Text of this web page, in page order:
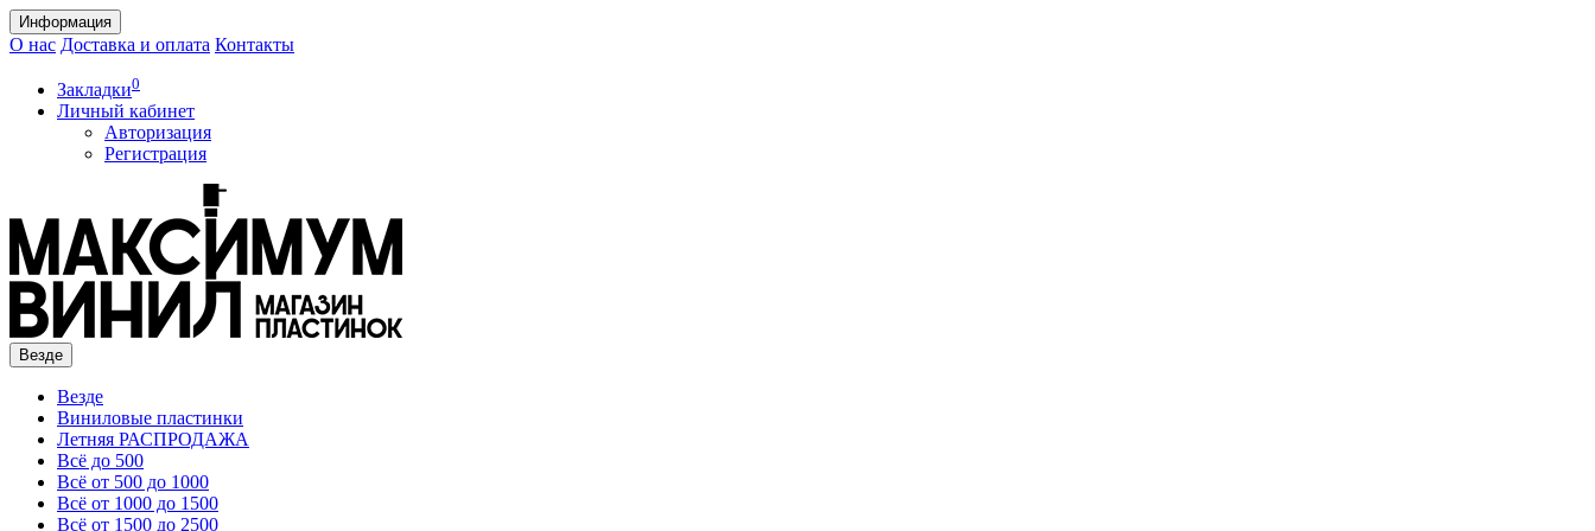
Информация
О нас Доставка и оплата Контакты
Закладки0
Личный кабинет
Авторизация
Регистрация
Везде
Везде
Виниловые пластинки
Летняя РАСПРОДАЖА
Всё до 500
Всё от 500 до 1000
Всё от 1000 до 1500
Всё от 1500 до 2500